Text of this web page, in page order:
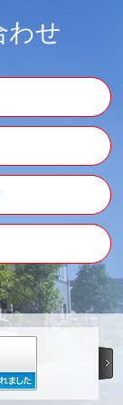
わせ